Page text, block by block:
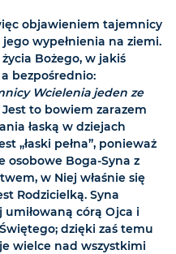
objawieniem tajemnicy
wypełnienia na ziemi.
Bożego, w jakiś
bezpośrednio:
Wcielenia jeden ze
Jest to bowiem zarazem
łaską w dziejach
„łaski pełna”, ponieważ
osobowe Boga-Syna z
w Niej właśnie się
Rodzicielką. Syna
umiłowaną córą Ojca i
dzięki zaś temu
wielce nad wszystkimi